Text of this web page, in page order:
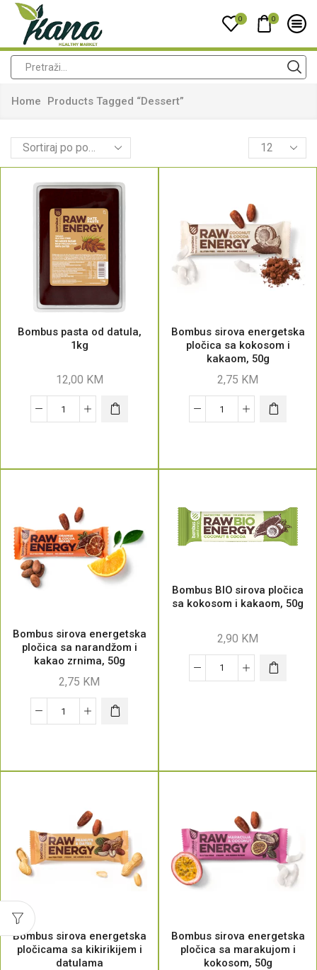
0 0
Home Products Tagged “dessert”
Bombus pasta od datula,
1kg
12,00 KM
Bombus sirova energetska
pločica sa kokosom i
kakaom, 50g
2,75 KM
Bombus sirova energetska
pločica sa narandžom i
kakao zrnima, 50g
2,75 KM
Bombus BIO sirova pločica
sa kokosom i kakaom, 50g
2,90 KM
Bombus sirova energetska
pločicama sa kikirikijem i
datulama
Bombus sirova energetska
pločica sa marakujom i
kokosom, 50g